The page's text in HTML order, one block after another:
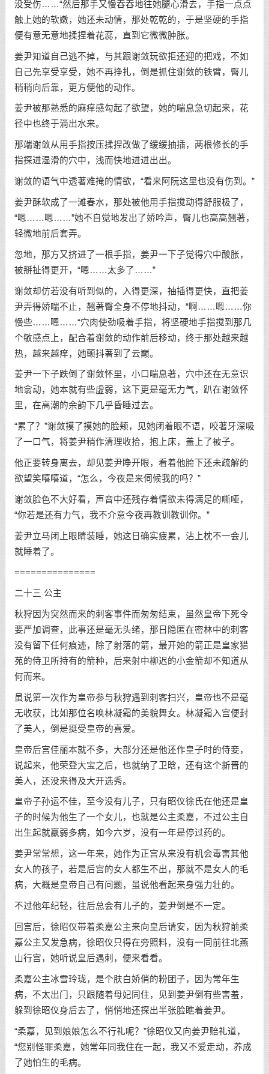
没受伤……“然后那手又慢吞吞地往她腿心滑去，手指一点点
触上她的软嫩，她还未动情，那处乾乾的，于是坚硬的手指
便有意无意地揉捏着花蕊，直到它微微肿胀。
姜尹知道自己逃不掉，与其跟谢敛玩欲拒还迎的把戏，不如
自己先享受享受，她不再挣扎，倒是抓住谢敛的铁臂，臀儿
稍稍向后靠，更方便他的动作。
姜尹被那熟悉的麻痒感勾起了欲望，她的喘息急切起来，花
径中也终于淌出水来。
那端谢敛从用手指按压揉捏改做了缓缓抽插，两根修长的手
指探进湿滑的穴中，浅而快地进进出出。
谢敛的语气中透著难掩的情欲，“看来阿阮这里也没有伤到。”
姜尹酥软成了一滩春水，那处被他用手指搅动得舒服极了，
“嗯……嗯……”她不自觉地发出了娇吟声，臀儿也高高翘著，
轻微地前后套弄。
忽地，那方又挤进了一根手指，姜尹一下子觉得穴中酸胀，
被掰扯得更开，“嗯……太多了……”
谢敛却仿若没有听到似的，入得更深，抽插得更快，直把姜
尹弄得娇喘不止，翘著臀全身不停地抖动，“啊……嗯……你
慢些……嗯……“穴肉使劲吸着手指，将坚硬地手指搅到那几
个敏感点上，配合着谢敛的动作前后移动，终于那处越来越
热，越来越痒，她颤抖著到了云巅。
姜尹一下子跌倒了谢敛怀里，小口喘息著，穴中还在无意识
地翕动，她本就有些虚弱，这下更是毫无力气，趴在谢敛怀
里，在高潮的余韵下几乎昏睡过去。
“累了？”谢敛摸了摸她的脸颊，见她闭着眼不语，咬著牙深吸
了一口气，将姜尹稍作清理收拾，抱上床，盖上了被子。
他正要转身离去，却见姜尹睁开眼，看着他胯下还未疏解的
欲望笑嘻嘻道，“怎么，今夜是来伺候我的吗？”
谢敛脸色不大好看，声音中还残存着情欲未得满足的嘶哑，
“你若是还有力气，我不介意今夜再教训教训你。”
姜尹立马闭上眼睛装睡，她这日确实疲累，沾上枕不一会儿
就睡着了。
===============
二十三 公主
秋狩因为突然而来的刺客事件而匆匆结束，虽然皇帝下死令
要严加调查，此事还是毫无头绪，那日隐匿在密林中的刺客
没有留下任何痕迹，除了射落的箭，最开始的箭正是皇家猎
苑的侍卫所持有的箭种，后来射中柳迟的小金箭却不知道从
何而来。
虽说第一次作为皇帝参与秋狩遇到刺客扫兴，皇帝也不是毫
无收获，比如那位名唤林凝霜的美貌舞女。林凝霜入宫便封
了美人，倒是挺受皇帝的喜爱。
皇帝后宫佳丽本就不多，大部分还是他还作皇子时的侍妾，
说起来，他荣登大宝之后，也就纳了卫晗，还有这个新晋的
美人，还没来得及大开选秀。
皇帝子孙运不佳，至今没有儿子，只有昭仪徐氏在他还是皇
子的时候为他生了一个女儿，也就是公主柔嘉，不过公主自
出生起就羸弱多病，如今六岁，没有一年是停过药的。
姜尹常常想，这一年来，她作为正宫从来没有机会毒害其他
女人的孩子，若是后宫的女人都生不出，那就不是女人的毛
病，大概是皇帝自己有问题，虽说他看起来身强力壮的。
不过他年纪轻，往后总会有儿子的，姜尹倒是不一定。
回宫后，徐昭仪带着柔嘉公主来向皇后请安，因为秋狩前柔
嘉公主又发急病，徐昭仪只得在旁照料，没有一同前往北燕
山行宫，她听说皇后遇刺，便来看看。
柔嘉公主冰雪玲珑，是个肤白娇俏的粉团子，因为常年生
病，不太出门，只跟随着母妃同住，见到姜尹倒有些害羞，
躲到徐昭仪身后去了，悄悄地还探出半张脸瞧着姜尹。
“柔嘉，见到娘娘怎么不行礼呢？”徐昭仪又向姜尹赔礼道，
“您别怪罪柔嘉，她常年同我住在一起，我又不爱走动，养成
了她怕生的毛病。